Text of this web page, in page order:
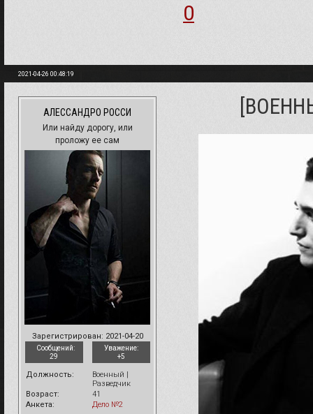
0
2021-04-26 00:48:19
АЛЕССАНДРО РОССИ
Или найду дорогу, или
проложу ее сам
Зарегистрирован: 2021-04-20
Сообщений:
29
Уважение:
+5
Должность:
Военный |
Разведчик
Возраст:
41
Анкета:
Дело №2